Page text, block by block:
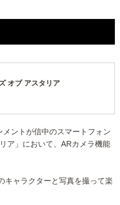
オブ アスタリア
ントが信中のスマートフォン
ア」において、ARカメラ機能
キャラクターと写真を撮って楽